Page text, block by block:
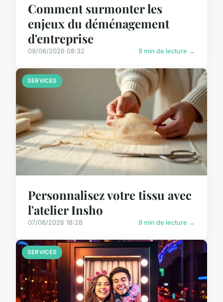
Comment surmonter les
enjeux du déménagement
d'entreprise
09/06/2026 08:32 9 min de lecture →
SERVICES
Personnalisez votre tissu avec
l'atelier Insho
07/06/2026 18:28 9 min de lecture →
SERVICES